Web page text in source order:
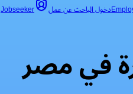
دخول الباحث عن عمل Jobseeker
في مصر